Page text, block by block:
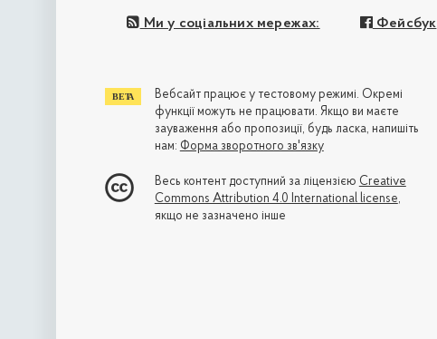
Ми у соціальних мережах: Фейсбук
Вебсайт працює у тестовому режимі. Окремі
функції можуть не працювати. Якщо ви маєте
зауваження або пропозиції, будь ласка, напишіть
нам: Форма зворотного зв'язку
Весь контент доступний за ліцензією Creative
Commons Attribution 4.0 International license,
якщо не зазначено інше